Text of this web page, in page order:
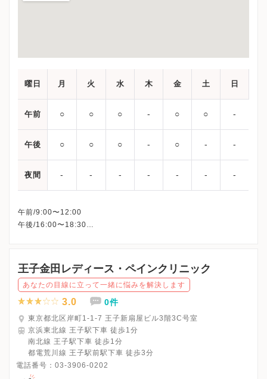
曜日 月 火 水 木 金 土 日
午前 ○ ○ ○ ‐ ○ ○ ‐
午後 ○ ○ ○ ‐ ○ ‐ ‐
夜間 ‐ ‐ ‐ ‐ ‐ ‐ ‐
午前/9:00〜12:00
午後/16:00〜18:30
王子金田レディース・ペインクリニック
あなたの目線に立って一緒に悩みを解決します
3.0 0件
東京都北区岸町1-1-7 王子新扇屋ビル3階3C号室
京浜東北線 王子駅下車 徒歩1分
南北線 王子駅下車 徒歩1分
都電荒川線 王子駅前駅下車 徒歩3分
電話番号： 03-3906-0202